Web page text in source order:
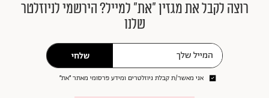
רוצה לקבל את מגזין ״את״ למייל? הירשמי לניוזלטר
שלנו
שלחי
אני מאשר/ת קבלת ניוזלטרים ומידע פרסומי מאתר ״את״